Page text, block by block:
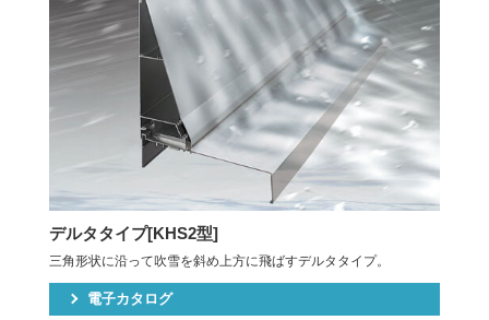
デルタタイプ[KHS2型]
三角形状に沿って吹雪を斜め上方に飛ばすデルタタイプ。
電子カタログ